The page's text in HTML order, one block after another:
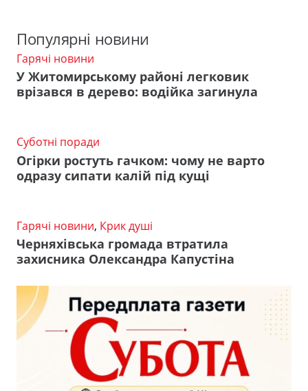
Популярні новини
Гарячі новини
У Житомирському районі легковик
врізався в дерево: водійка загинула
Суботні поради
Огірки ростуть гачком: чому не варто
одразу сипати калій під кущі
Гарячі новини, Крик душі
Черняхівська громада втратила
захисника Олександра Капустіна